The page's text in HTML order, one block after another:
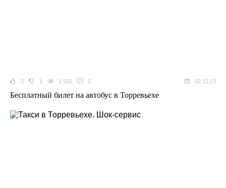
2 1 1 932 2 02.12.23
Бесплатный билет на автобус в Торревьехе